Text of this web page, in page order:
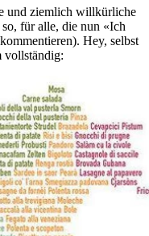
und ziemlich willkürliche
für alle, die nun «Ich
Hey, selbst
vollständig: